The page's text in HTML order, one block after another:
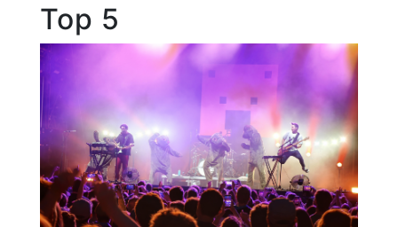
Top 5